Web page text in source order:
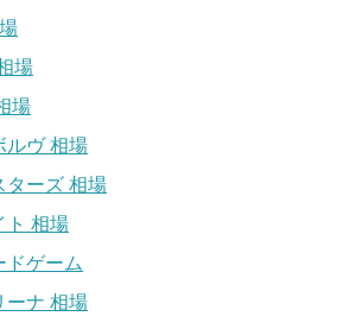
場
場
ルヴ 相場
ターズ 相場
ト 相場
ドゲーム
ーナ 相場